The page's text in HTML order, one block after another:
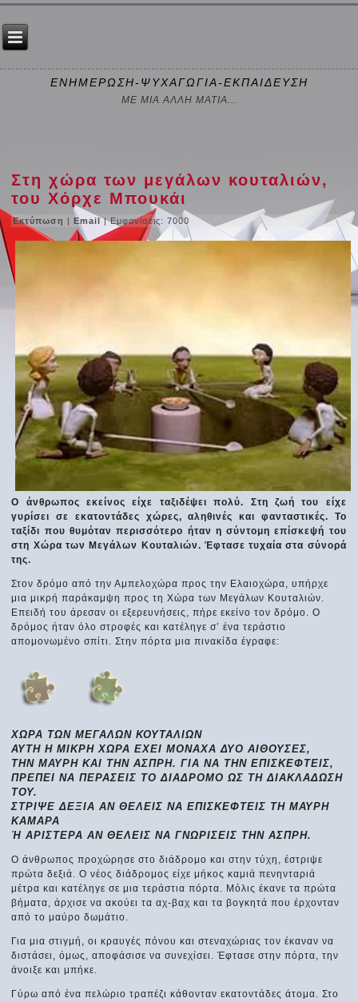
ΕΝΗΜΕΡΩΣΗ-ΨΥΧΑΓΩΓΙΑ-ΕΚΠΑΙΔΕΥΣΗ
ΜΕ ΜΙΑ ΑΛΛΗ ΜΑΤΙΑ...
Στη χώρα των μεγάλων κουταλιών,
του Χόρχε Μπουκάι
Εκτύπωση |Email| Εμφανίσεις: 7000
Ο άνθρωπος εκείνος είχε ταξιδέψει πολύ. Στη ζωή του είχε
γυρίσει σε εκατοντάδες χώρες, αληθινές και φανταστικές. Το
ταξίδι που θυμόταν περισσότερο ήταν η σύντομη επίσκεψή του
στη Χώρα των Μεγάλων Κουταλιών. Έφτασε τυχαία στα σύνορά
της.
Στoν δρόμο από την Αμπελοχώρα προς την Ελαιοχώρα, υπήρχε
μια μικρή παράκαμψη προς τη Χώρα των Μεγάλων Κουταλιών.
Επειδή του άρεσαν οι εξερευνήσεις, πήρε εκείνο τον δρόμο. Ο
δρόμος ήταν όλο στροφές και κατέληγε σ’ ένα τεράστιο
απομονωμένο σπίτι. Στην πόρτα μια πινακίδα έγραφε:
ΧΩΡΑ ΤΩΝ ΜΕΓΑΛΩΝ ΚΟΥΤΑΛΙΩΝ
ΑΥΤΗ Η ΜΙΚΡΗ ΧΩΡΑ ΕΧΕΙ ΜΟΝΑΧΑ ΔΥΟ ΑΙΘΟΥΣΕΣ,
ΤΗΝ ΜΑΥΡΗ ΚΑΙ ΤΗΝ ΑΣΠΡΗ. ΓΙΑ ΝΑ ΤΗΝ ΕΠΙΣΚΕΦΤΕΙΣ,
ΠΡΕΠΕΙ ΝΑ ΠΕΡΑΣΕΙΣ ΤΟ ΔΙΑΔΡΟΜΟ ΩΣ ΤΗ ΔΙΑΚΛΑΔΩΣΗ
ΤΟΥ.
ΣΤΡΙΨΕ ΔΕΞΙΑ ΑΝ ΘΕΛΕΙΣ ΝΑ ΕΠΙΣΚΕΦΤΕΙΣ ΤΗ ΜΑΥΡΗ
ΚΑΜΑΡΑ
Ή ΑΡΙΣΤΕΡΑ ΑΝ ΘΕΛΕΙΣ ΝΑ ΓΝΩΡΙΣΕΙΣ ΤΗΝ ΑΣΠΡΗ.
Ο άνθρωπος προχώρησε στο διάδρομο και στην τύχη, έστριψε
πρώτα δεξιά. Ο νέος διάδρομος είχε μήκος καμιά πενηνταριά
μέτρα και κατέληγε σε μια τεράστια πόρτα. Μόλις έκανε τα πρώτα
βήματα, άρχισε να ακούει τα αχ-βαχ και τα βογκητά που έρχονταν
από το μαύρο δωμάτιο.
Για μια στιγμή, οι κραυγές πόνου και στεναχώριας τον έκαναν να
διστάσει, όμως, αποφάσισε να συνεχίσει. Έφτασε στην πόρτα, την
άνοιξε και μπήκε.
Γύρω από ένα πελώριο τραπέζι κάθονταν εκατοντάδες άτομα. Στο